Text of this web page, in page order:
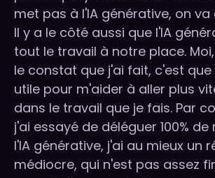
met pas à l'IA générative, on va
Il y a le côté aussi que l'IA
tout le travail à notre place.
le constat que j'ai fait, c'est
utile pour m'aider à aller plus
dans le travail que je fais. Par
j'ai essayé de déléguer 100%
l'IA générative, j'ai au mieux un
médiocre, qui n'est pas assez